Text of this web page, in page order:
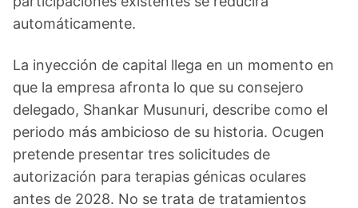
automáticamente.
La inyección de capital llega en un momento en
que la empresa afronta lo que su consejero
delegado, Shankar Musunuri, describe como el
periodo más ambicioso de su historia. Ocugen
pretende presentar tres solicitudes de
autorización para terapias génicas oculares
antes de 2028. No se trata de tratamientos